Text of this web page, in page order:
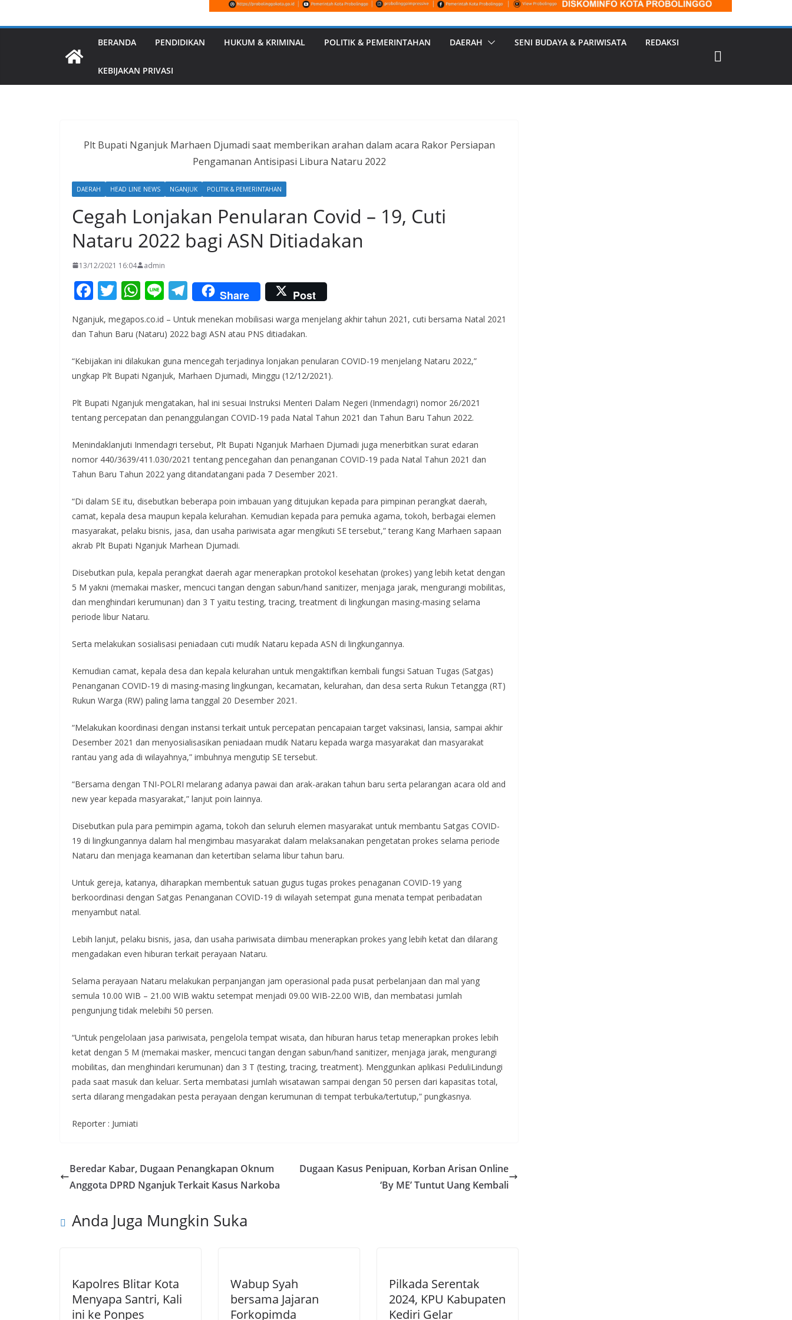
BERANDA PENDIDIKAN HUKUM & KRIMINAL POLITIK & PEMERINTAHAN DAERAH SENI BUDAYA & PARIWISATA REDAKSI
KEBIJAKAN PRIVASI
Plt Bupati Nganjuk Marhaen Djumadi saat memberikan arahan dalam acara Rakor Persiapan
Pengamanan Antisipasi Libura Nataru 2022
DAERAH HEAD LINE NEWS NGANJUK POLITIK & PEMERINTAHAN
Cegah Lonjakan Penularan Covid – 19, Cuti
Nataru 2022 bagi ASN Ditiadakan
13/12/2021 16:04 admin
F
e
o
o
k
T
itt
W
at
A
p
p
Li
e
T
el
e
gr
a
m
Share Post
Nganjuk, megapos.co.id – Untuk menekan mobilisasi warga menjelang akhir tahun 2021, cuti bersama Natal 2021
dan Tahun Baru (Nataru) 2022 bagi ASN atau PNS ditiadakan.
“Kebijakan ini dilakukan guna mencegah terjadinya lonjakan penularan COVID-19 menjelang Nataru 2022,”
ungkap Plt Bupati Nganjuk, Marhaen Djumadi, Minggu (12/12/2021).
Plt Bupati Nganjuk mengatakan, hal ini sesuai Instruksi Menteri Dalam Negeri (Inmendagri) nomor 26/2021
tentang percepatan dan penanggulangan COVID-19 pada Natal Tahun 2021 dan Tahun Baru Tahun 2022.
Menindaklanjuti Inmendagri tersebut, Plt Bupati Nganjuk Marhaen Djumadi juga menerbitkan surat edaran
nomor 440/3639/411.030/2021 tentang pencegahan dan penanganan COVID-19 pada Natal Tahun 2021 dan
Tahun Baru Tahun 2022 yang ditandatangani pada 7 Desember 2021.
“Di dalam SE itu, disebutkan beberapa poin imbauan yang ditujukan kepada para pimpinan perangkat daerah,
camat, kepala desa maupun kepala kelurahan. Kemudian kepada para pemuka agama, tokoh, berbagai elemen
masyarakat, pelaku bisnis, jasa, dan usaha pariwisata agar mengikuti SE tersebut,” terang Kang Marhaen sapaan
akrab Plt Bupati Nganjuk Marhean Djumadi.
Disebutkan pula, kepala perangkat daerah agar menerapkan protokol kesehatan (prokes) yang lebih ketat dengan
5 M yakni (memakai masker, mencuci tangan dengan sabun/hand sanitizer, menjaga jarak, mengurangi mobilitas,
dan menghindari kerumunan) dan 3 T yaitu testing, tracing, treatment di lingkungan masing-masing selama
periode libur Nataru.
Serta melakukan sosialisasi peniadaan cuti mudik Nataru kepada ASN di lingkungannya.
Kemudian camat, kepala desa dan kepala kelurahan untuk mengaktifkan kembali fungsi Satuan Tugas (Satgas)
Penanganan COVID-19 di masing-masing lingkungan, kecamatan, kelurahan, dan desa serta Rukun Tetangga (RT)
Rukun Warga (RW) paling lama tanggal 20 Desember 2021.
“Melakukan koordinasi dengan instansi terkait untuk percepatan pencapaian target vaksinasi, lansia, sampai akhir
Desember 2021 dan menyosialisasikan peniadaan mudik Nataru kepada warga masyarakat dan masyarakat
rantau yang ada di wilayahnya,” imbuhnya mengutip SE tersebut.
“Bersama dengan TNI-POLRI melarang adanya pawai dan arak-arakan tahun baru serta pelarangan acara old and
new year kepada masyarakat,” lanjut poin lainnya.
Disebutkan pula para pemimpin agama, tokoh dan seluruh elemen masyarakat untuk membantu Satgas COVID-
19 di lingkungannya dalam hal mengimbau masyarakat dalam melaksanakan pengetatan prokes selama periode
Nataru dan menjaga keamanan dan ketertiban selama libur tahun baru.
Untuk gereja, katanya, diharapkan membentuk satuan gugus tugas prokes penaganan COVID-19 yang
berkoordinasi dengan Satgas Penanganan COVID-19 di wilayah setempat guna menata tempat peribadatan
menyambut natal.
Lebih lanjut, pelaku bisnis, jasa, dan usaha pariwisata diimbau menerapkan prokes yang lebih ketat dan dilarang
mengadakan even hiburan terkait perayaan Nataru.
Selama perayaan Nataru melakukan perpanjangan jam operasional pada pusat perbelanjaan dan mal yang
semula 10.00 WIB – 21.00 WIB waktu setempat menjadi 09.00 WIB-22.00 WIB, dan membatasi jumlah
pengunjung tidak melebihi 50 persen.
“Untuk pengelolaan jasa pariwisata, pengelola tempat wisata, dan hiburan harus tetap menerapkan prokes lebih
ketat dengan 5 M (memakai masker, mencuci tangan dengan sabun/hand sanitizer, menjaga jarak, mengurangi
mobilitas, dan menghindari kerumunan) dan 3 T (testing, tracing, treatment). Menggunkan aplikasi PeduliLindungi
pada saat masuk dan keluar. Serta membatasi jumlah wisatawan sampai dengan 50 persen dari kapasitas total,
serta dilarang mengadakan pesta perayaan dengan kerumunan di tempat terbuka/tertutup,” pungkasnya.
Reporter : Jumiati
Beredar Kabar, Dugaan Penangkapan Oknum
Anggota DPRD Nganjuk Terkait Kasus Narkoba
Dugaan Kasus Penipuan, Korban Arisan Online
‘By ME’ Tuntut Uang Kembali
Anda Juga Mungkin Suka
Kapolres Blitar Kota
Menyapa Santri, Kali
ini ke Ponpes
Wabup Syah
bersama Jajaran
Forkopimda
Pilkada Serentak
2024, KPU Kabupaten
Kediri Gelar